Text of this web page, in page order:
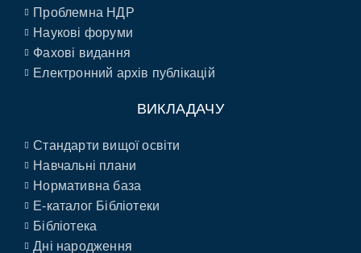
Проблемна НДР
Наукові форуми
Фахові видання
Електронний архів публікацій
ВИКЛАДАЧУ
Стандарти вищої освіти
Навчальні плани
Нормативна база
E-каталог Бібліотеки
Бібліотека
Дні народження